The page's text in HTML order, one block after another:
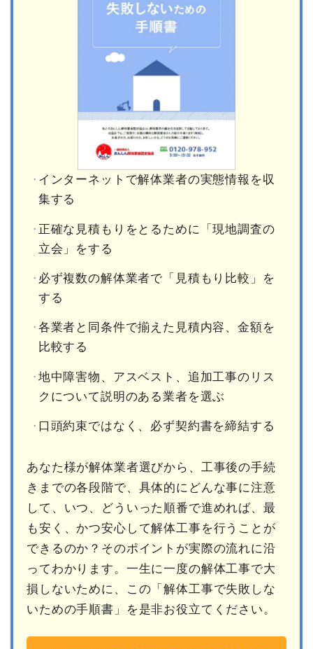
インターネットで解体業者の実態情報を収
集する
正確な見積もりをとるために「現地調査の
立会」をする
必ず複数の解体業者で「見積もり比較」を
する
各業者と同条件で揃えた見積内容、金額を
比較する
地中障害物、アスベスト、追加工事のリス
クについて説明のある業者を選ぶ
口頭約束ではなく、必ず契約書を締結する
あなた様が解体業者選びから、工事後の手続
きまでの各段階で、具体的にどんな事に注意
して、いつ、どういった順番で進めれば、最
も安く、かつ安心して解体工事を行うことが
できるのか？そのポイントが実際の流れに沿
ってわかります。一生に一度の解体工事で大
損しないために、この「解体工事で失敗しな
いための手順書」を是非お役立てください。